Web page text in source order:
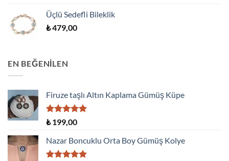
₺ 189,00.
Üçlü Sedefli Bileklik
₺479,00
EN BEĞENILEN
Firuze taşlı Altın Kaplama Gümüş Küpe
5 üzerinden
oy
aldı
₺199,00
Nazar Boncuklu Orta Boy Gümüş Kolye